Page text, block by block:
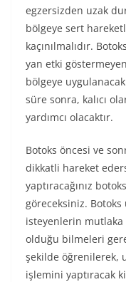
egzersizden uzak
bölgeye sert
kaçınılmalıdır.
yan etki
bölgeye
süre sonra, kalıcı
yardımcı olacaktır.
Botoks öncesi ve
dikkatli hareket
yaptıracağınız
göreceksiniz. Botoks
isteyenlerin mutlaka
olduğu bilmeleri
şekilde öğrenilerek,
işlemini yaptıracak